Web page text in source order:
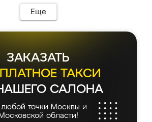
Еще
ЗАКАЗАТЬ
ТАКСИ
САЛОНА
любой точки Москвы и
Московской области!